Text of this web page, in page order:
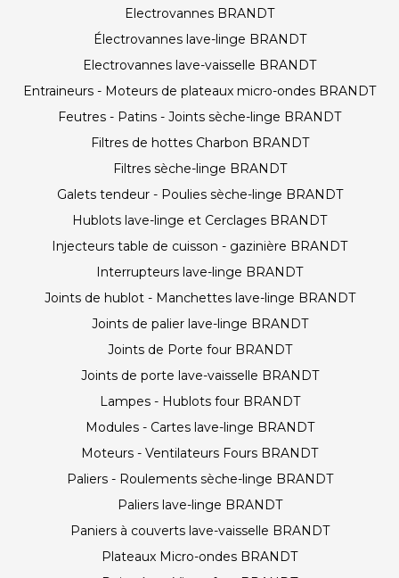
Electrovannes BRANDT
Électrovannes lave-linge BRANDT
Electrovannes lave-vaisselle BRANDT
Entraineurs - Moteurs de plateaux micro-ondes BRANDT
Feutres - Patins - Joints sèche-linge BRANDT
Filtres de hottes Charbon BRANDT
Filtres sèche-linge BRANDT
Galets tendeur - Poulies sèche-linge BRANDT
Hublots lave-linge et Cerclages BRANDT
Injecteurs table de cuisson - gazinière BRANDT
Interrupteurs lave-linge BRANDT
Joints de hublot - Manchettes lave-linge BRANDT
Joints de palier lave-linge BRANDT
Joints de Porte four BRANDT
Joints de porte lave-vaisselle BRANDT
Lampes - Hublots four BRANDT
Modules - Cartes lave-linge BRANDT
Moteurs - Ventilateurs Fours BRANDT
Paliers - Roulements sèche-linge BRANDT
Paliers lave-linge BRANDT
Paniers à couverts lave-vaisselle BRANDT
Plateaux Micro-ondes BRANDT